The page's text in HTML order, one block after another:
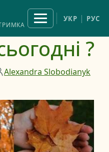
Відкрити
меню
УКР РУС
?
Alexandra Slobodianyk